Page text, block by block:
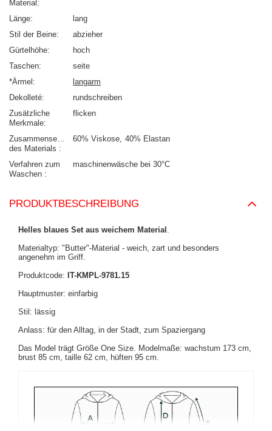
Material
Länge
lang
Stil der Beine
abzieher
Gürtelhöhe
hoch
Taschen
seite
*Ärmel
langarm
Dekolleté
rundschreiben
Zusätzliche
Merkmale
flicken
Zusammensetzung
des Materials
60% Viskose 40% Elastan
Verfahren zum
Waschen
maschinenwäsche bei 30°C
PRODUKTBESCHREIBUNG
Helles blaues Set aus weichem Material .
Materialtyp: "Butter"-Material - weich, zart und besonders
angenehm im Griff.
Produktcode: IT-KMPL-9781.15
Hauptmuster: einfarbig
Stil: lässig
Anlass: für den Alltag, in der Stadt, zum Spaziergang
Das Model trägt Größe One Size. Modelmaße: wachstum 173 cm,
brust 85 cm, taille 62 cm, hüften 95 cm.